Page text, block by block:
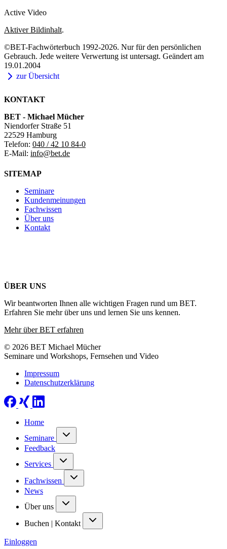
Active Video
Aktiver Bildinhalt.
©BET-Fachwörterbuch 1992-2026. Nur für den persönlichen
Gebrauch. Jede weitere Verwertung ist untersagt. Geändert am
19.01.2004
zur Übersicht
KONTAKT
BET - Michael Mücher
Niendorfer Straße 51
22529 Hamburg
Telefon: 040 / 42 10 84-0
E-Mail: info@bet.de
SITEMAP
Seminare
Kundenmeinungen
Fachwissen
Über uns
Kontakt
ÜBER UNS
Wir beantworten Ihnen alle wichtigen Fragen rund um BET.
Erfahren Sie mehr über uns und lernen Sie uns kennen.
Mehr über BET erfahren
© 2026 BET Michael Mücher
Seminare und Workshops, Fernsehen und Video
Impressum
Datenschutzerklärung
Home
Seminare
Feedback
Services
Fachwissen
News
Über uns
Buchen | Kontakt
Einloggen